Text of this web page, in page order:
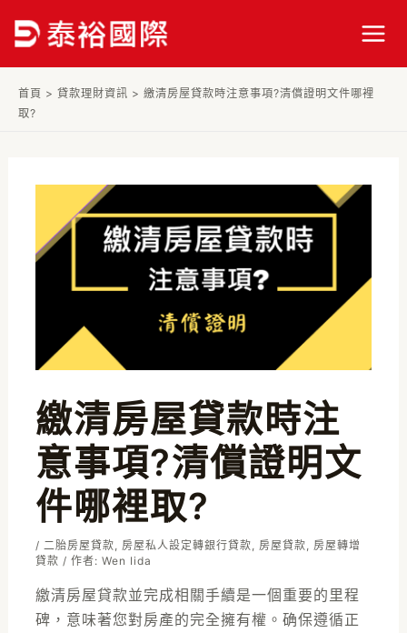
首頁 > 貸款理財資訊 > 繳清房屋貸款時注意事項?清償證明文件哪裡
取?
繳清房屋貸款時注
意事項?清償證明文
件哪裡取?
/ 二胎房屋貸款 房屋私人設定轉銀行貸款 房屋貸款
房屋轉增
貸款 / 作者: Wen Iida
繳清房屋貸款並完成相關手續是一個重要的里程
碑，意味著您對房產的完全擁有權。确保遵循正
navigation